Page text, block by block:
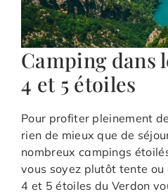
Camping dans
4 et 5 étoiles
Pour profiter pleinement
rien de mieux que de
nombreux campings
vous soyez plutôt tente
4 et 5 étoiles du Verdon